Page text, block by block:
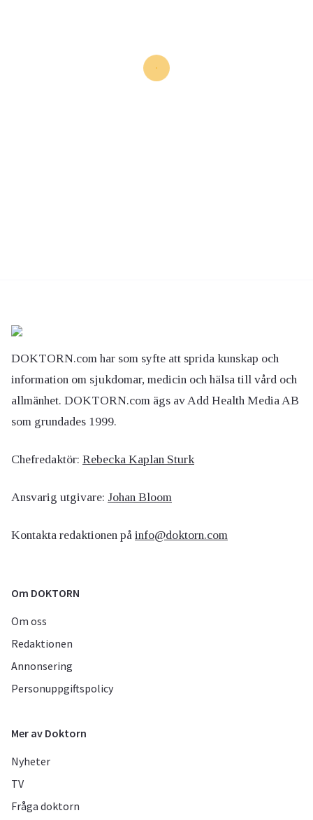
DOKTORN.com har som syfte att sprida kunskap och
information om sjukdomar, medicin och hälsa till vård och
allmänhet. DOKTORN.com ägs av Add Health Media AB
som grundades 1999.
Chefredaktör: Rebecka Kaplan Sturk
Ansvarig utgivare: Johan Bloom
Kontakta redaktionen på info@doktorn.com
Om DOKTORN
Om oss
Redaktionen
Annonsering
Personuppgiftspolicy
Mer av Doktorn
Nyheter
TV
Fråga doktorn